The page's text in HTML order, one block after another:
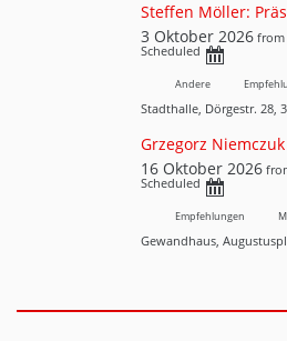
Steffen Möller:
3 Oktober 2026 from
Scheduled
Andere
Stadthalle, Dörgestr. 28,
Grzegorz
16 Oktober 2026
Scheduled
Empfehlungen
Gewandhaus,